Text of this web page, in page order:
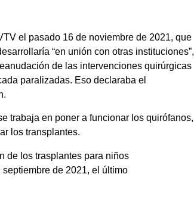
el pasado 16 de noviembre de 2021, que
“en unión con otras instituciones”,
de las intervenciones quirúrgicas
paralizadas. Eso declaraba el
trabaja en poner a funcionar los quirófanos,
los transplantes.
de los trasplantes para niños
de 2021, el último